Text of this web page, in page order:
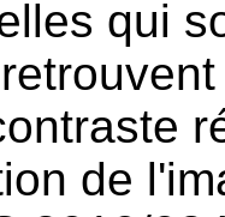
qui
de